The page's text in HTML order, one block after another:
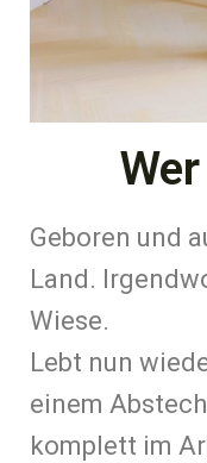
Geboren und
Land.
Wiese.
Lebt nun
einem
komplett im